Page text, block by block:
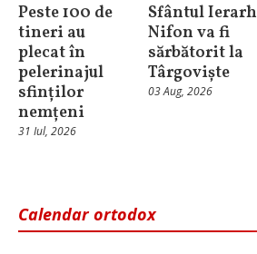
Peste 100 de
tineri au
plecat în
pelerinajul
sfinților
nemțeni
31 Iul, 2026
Sfântul Ierarh
Nifon va fi
sărbătorit la
Târgoviște
03 Aug, 2026
Calendar ortodox